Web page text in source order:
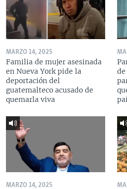
MARZO 14, 2025
Familia de mujer asesinada
en Nueva York pide la
deportación del
guatemalteco acusado de
quemarla viva
MARZO 14, 2025